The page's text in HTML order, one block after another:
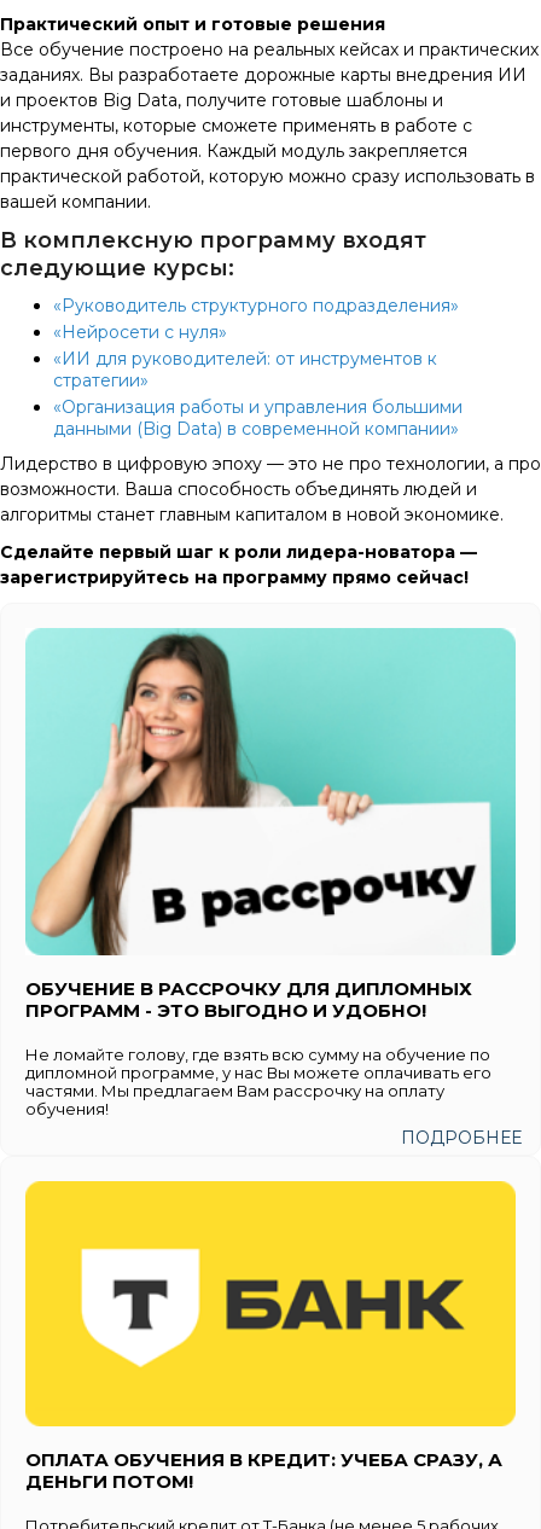
Практический опыт и готовые решения
Все обучение построено на реальных кейсах и практических
заданиях. Вы разработаете дорожные карты внедрения ИИ
и проектов Big Data, получите готовые шаблоны и
инструменты, которые сможете применять в работе с
первого дня обучения. Каждый модуль закрепляется
практической работой, которую можно сразу использовать в
вашей компании.
В комплексную программу входят
следующие курсы:
«Руководитель структурного подразделения»
«Нейросети с нуля»
«ИИ для руководителей: от инструментов к
стратегии»
«Организация работы и управления большими
данными (Big Data) в современной компании»
Лидерство в цифровую эпоху — это не про технологии, а про
возможности. Ваша способность объединять людей и
алгоритмы станет главным капиталом в новой экономике.
Сделайте первый шаг к роли лидера-новатора —
зарегистрируйтесь на программу прямо сейчас!
ОБУЧЕНИЕ В РАССРОЧКУ ДЛЯ ДИПЛОМНЫХ
ПРОГРАММ - ЭТО ВЫГОДНО И УДОБНО!
Не ломайте голову, где взять всю сумму на обучение по
дипломной программе, у нас Вы можете оплачивать его
частями. Мы предлагаем Вам рассрочку на оплату
обучения!
ПОДРОБНЕЕ
ОПЛАТА ОБУЧЕНИЯ В КРЕДИТ: УЧЕБА СРАЗУ, А
ДЕНЬГИ ПОТОМ!